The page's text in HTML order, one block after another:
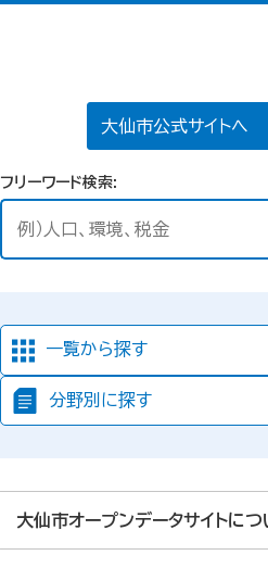
大仙市公式サイトへ
フリーワード検索
一覧から探す
分野別に探す
大仙市オープンデータサイトにつ